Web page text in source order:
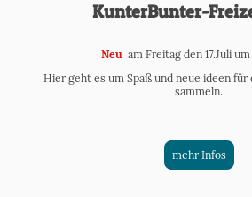
KunterBunter-
Neu am Freitag den 17.Juli um
Hier geht es um Spaß und neue ideen für
sammeln.
mehr Infos